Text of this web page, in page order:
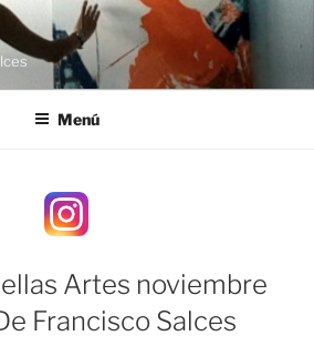
Menú
Artes noviembre
Francisco Salces